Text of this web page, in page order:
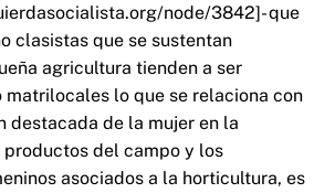
node/3842]- que
clasistas que se sustentan
agricultura tienden a ser
lo que se relaciona con
destacada de la mujer en la
del campo y los
asociados a la horticultura, es